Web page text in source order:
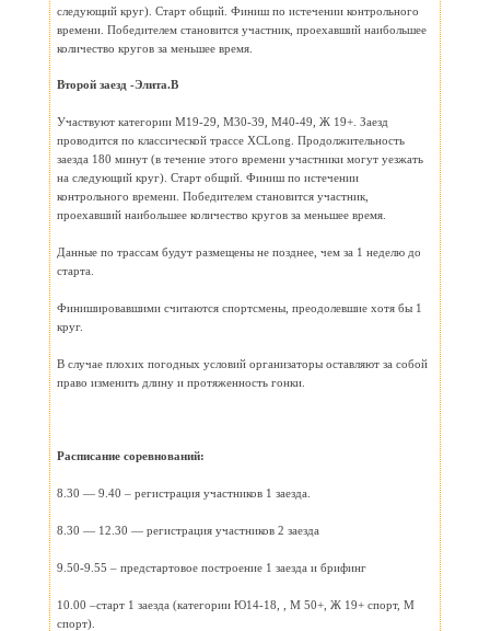
следующий круг). Старт общий. Финиш по истечении контрольного
времени. Победителем становится участник, проехавший наибольшее
количество кругов за меньшее время.
Второй заезд -Элита.В
Участвуют категории М19-29, М30-39, М40-49, Ж 19+. Заезд
проводится по классической трассе XCLong. Продолжительность
заезда 180 минут (в течение этого времени участники могут уезжать
на следующий круг). Старт общий. Финиш по истечении
контрольного времени. Победителем становится участник,
проехавший наибольшее количество кругов за меньшее время.
Данные по трассам будут размещены не позднее, чем за 1 неделю до
старта.
Финишировавшими считаются спортсмены, преодолевшие хотя бы 1
круг.
В случае плохих погодных условий организаторы оставляют за собой
право изменить длину и протяженность гонки.
Расписание соревнований:
8.30 — 9.40 – регистрация участников 1 заезда.
8.30 — 12.30 — регистрация участников 2 заезда
9.50-9.55 – предстартовое построение 1 заезда и брифинг
10.00 –старт 1 заезда (категории Ю14-18, , М 50+, Ж 19+ спорт, М
спорт).